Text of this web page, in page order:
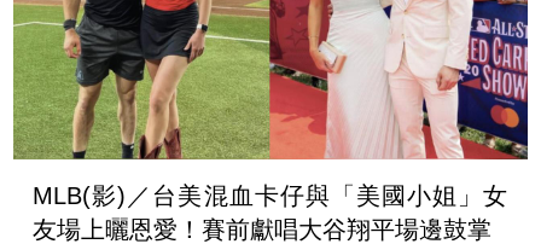
MLB(影)／台美混血卡仔與「美國小姐」女
友場上曬恩愛！賽前獻唱大谷翔平場邊鼓掌